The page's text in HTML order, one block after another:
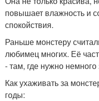
повышает влажность и
спокойствия.
Раньше монстеру
любимец многих. Её
- там, где нужно
Как ухаживать за
годы: